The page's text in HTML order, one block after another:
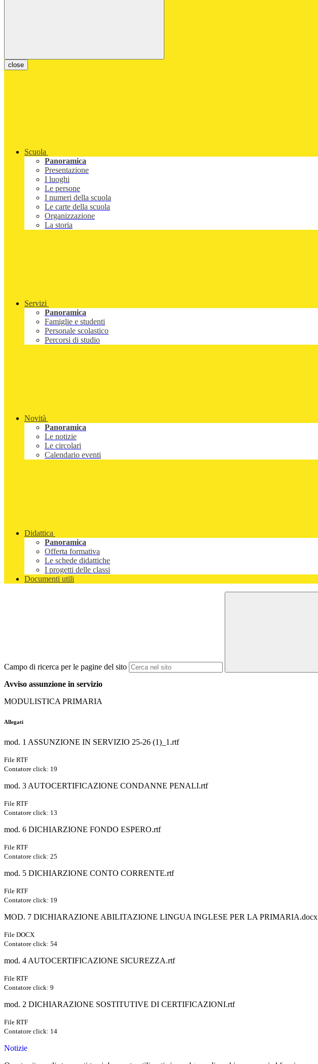
close
Scuola
Panoramica
Presentazione
I luoghi
Le persone
I numeri della scuola
Le carte della scuola
Organizzazione
La storia
Servizi
Panoramica
Famiglie e studenti
Personale scolastico
Percorsi di studio
Novità
Panoramica
Le notizie
Le circolari
Calendario eventi
Didattica
Panoramica
Offerta formativa
Le schede didattiche
I progetti delle classi
Documenti utili
Campo di ricerca per le pagine del sito
Avviso assunzione in servizio
MODULISTICA PRIMARIA
Allegati
mod. 1 ASSUNZIONE IN SERVIZIO 25-26 (1)_1.rtf
File RTF
Contatore click: 19
mod. 3 AUTOCERTIFICAZIONE CONDANNE PENALI.rtf
File RTF
Contatore click: 13
mod. 6 DICHIARZIONE FONDO ESPERO.rtf
File RTF
Contatore click: 25
mod. 5 DICHIARZIONE CONTO CORRENTE.rtf
File RTF
Contatore click: 19
MOD. 7 DICHIARAZIONE ABILITAZIONE LINGUA INGLESE PER LA PRIMARIA.docx
File DOCX
Contatore click: 54
mod. 4 AUTOCERTIFICAZIONE SICUREZZA.rtf
File RTF
Contatore click: 9
mod. 2 DICHIARAZIONE SOSTITUTIVE DI CERTIFICAZIONI.rtf
File RTF
Contatore click: 14
Notizie